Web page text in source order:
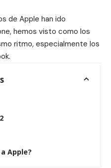
de Apple han ido
hemos visto como los
ritmo, especialmente los
Apple?